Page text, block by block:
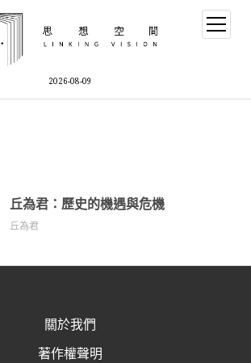
2026-08-09
丘為君：歷史的機遇與危機
丘為君
關於我們
著作權聲明